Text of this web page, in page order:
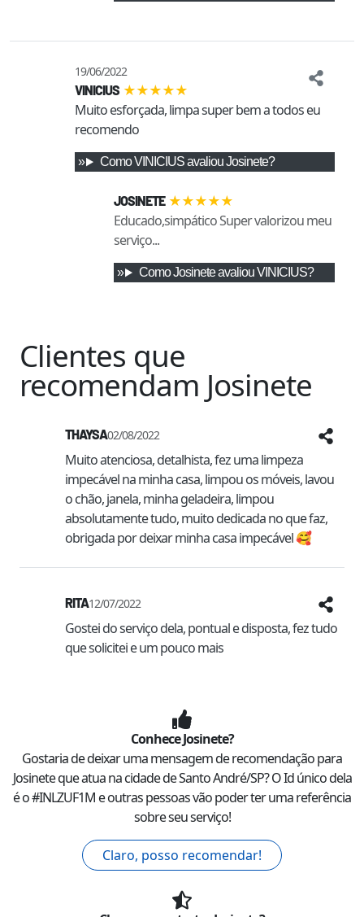
19/06/2022
VINICIUS ★★★★★
Muito esforçada, limpa super bem a todos eu
recomendo
ComoVINICIUSavaliouJosinete?
JOSINETE ★★★★★
Educado,simpático Super valorizou meu
serviço...
ComoJosineteavaliouVINICIUS?
Clientes que
recomendam Josinete
THAYSA02/08/2022
Muito atenciosa, detalhista, fez uma limpeza
impecável na minha casa, limpou os móveis, lavou
o chão, janela, minha geladeira, limpou
absolutamente tudo, muito dedicada no que faz,
obrigada por deixar minha casa impecável 🥰
RITA12/07/2022
Gostei do serviço dela, pontual e disposta, fez tudo
que solicitei e um pouco mais
ConheceJosinete?
Gostaria de deixar uma mensagem de recomendação para
Josineteque atua na cidade deSanto André/SP? O Id único dela
é o #INLZUF1M e outras pessoas vão poder ter uma referência
sobre seu serviço!
Claro, posso recomendar!